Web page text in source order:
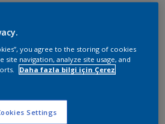
Renk değiştir
7,5 L
you agree to the storing of cookies
navigation, analyze site usage, and
Daha fazla bilgi için Çerez
Settings